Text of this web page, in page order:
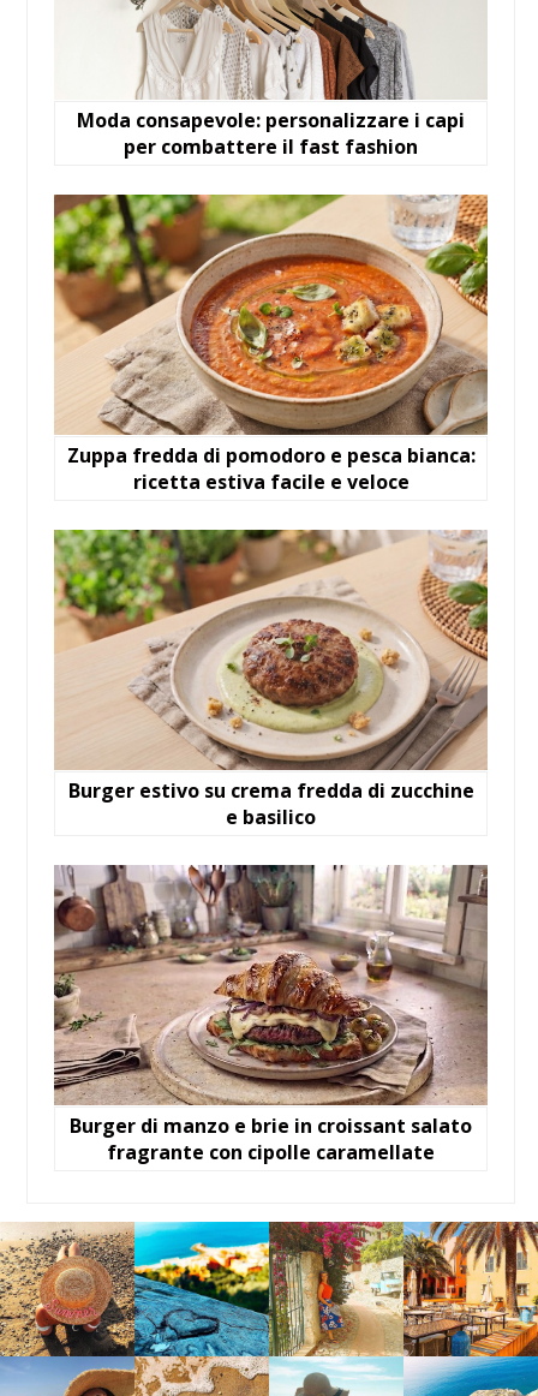
Moda consapevole: personalizzare i capi
per combattere il fast fashion
Zuppa fredda di pomodoro e pesca bianca:
ricetta estiva facile e veloce
Burger estivo su crema fredda di zucchine
e basilico
Burger di manzo e brie in croissant salato
fragrante con cipolle caramellate